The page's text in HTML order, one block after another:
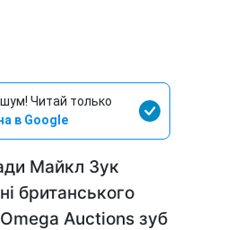
Читай только
в Google
Майкл Зук
британського
Auctions зуб